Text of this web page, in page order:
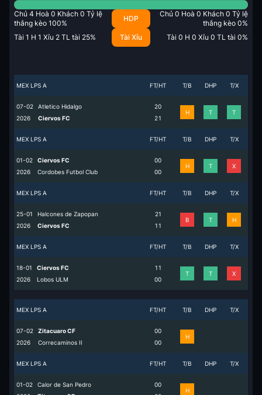
Chủ 4 Hoà 0 Khách 0 Tỷ lệ
thắng kèo 100%
HDP
Chủ 0 Hoà 0 Khách 0 Tỷ lệ
thắng kèo 0%
Tài 1 H 1 Xỉu 2 TL tài 25% Tài Xỉu Tài 0 H 0 Xỉu 0 TL tài 0%
MEX LPS A FT/HT T/B DHP T/X
07-02
2026
Atletico Hidalgo
Ciervos FC
2
2
0
1
H T T
MEX LPS A FT/HT T/B DHP T/X
01-02
2026
Ciervos FC
Cordobes Futbol Club
0
0
0
0
H T X
MEX LPS A FT/HT T/B DHP T/X
25-01
2026
Halcones de Zapopan
Ciervos FC
2
1
1
1
B T H
MEX LPS A FT/HT T/B DHP T/X
18-01
2026
Ciervos FC
Lobos ULM
1
0
1
0
T T X
MEX LPS A FT/HT T/B DHP T/X
07-02
2026
Zitacuaro CF
Correcaminos II
0
0
0
0
H
MEX LPS A FT/HT T/B DHP T/X
01-02
Calor de San Pedro
00
H